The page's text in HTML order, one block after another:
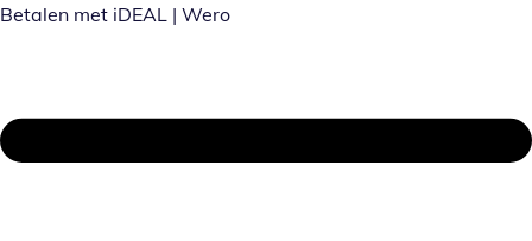
Betalen met iDEAL | Wero